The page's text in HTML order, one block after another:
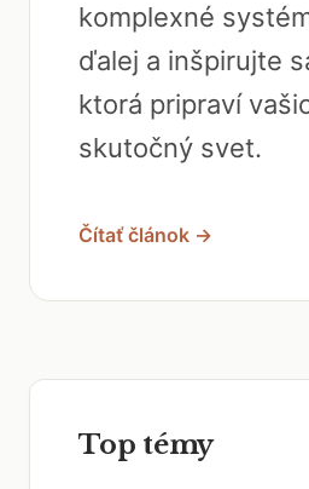
komplexné
ďalej a inšpirujte
ktorá pripraví
skutočný svet.
Čítať článok →
Top témy